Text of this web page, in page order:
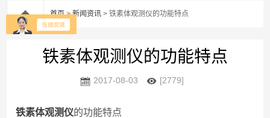
首页>新闻资讯 > 铁素体观测仪的功能特点
铁素体观测仪的功能特点
2017-08-03 [2779]
铁素体观测仪的功能特点